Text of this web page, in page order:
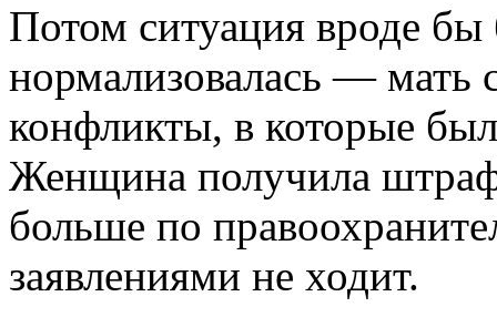
Потом ситуация вроде бы
нормализовалась — мать
конфликты, в которые
Женщина получила
больше по
заявлениями не ходит.